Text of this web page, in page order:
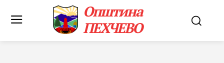
Општина
ПЕХЧЕВО